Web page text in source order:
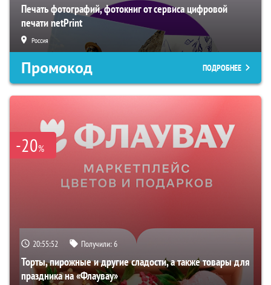
Печать фотографий, фотокниг от сервиса цифровой
печати netPrint
Россия
Промокод ПОДРОБНЕЕ
-20%
20:55:51 Получили:6
Торты, пирожные и другие сладости, а также товары для
праздника на «Флаувау»